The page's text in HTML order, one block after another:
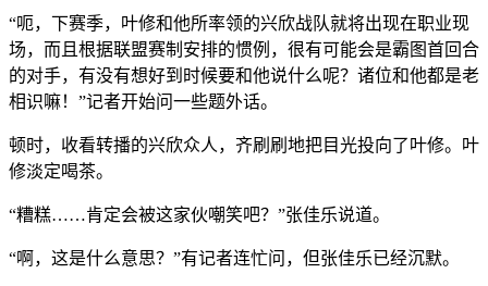
“呃，下赛季，叶修和他所率领的兴欣战队就将出现在职业现
场，而且根据联盟赛制安排的惯例，很有可能会是霸图首回合
的对手，有没有想好到时候要和他说什么呢？诸位和他都是老
相识嘛！”记者开始问一些题外话。
顿时，收看转播的兴欣众人，齐刷刷地把目光投向了叶修。叶
修淡定喝茶。
“糟糕……肯定会被这家伙嘲笑吧？”张佳乐说道。
“啊，这是什么意思？”有记者连忙问，但张佳乐已经沉默。